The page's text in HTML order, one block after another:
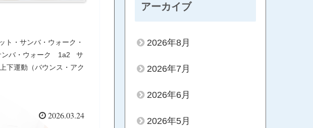
・サンバ・ウォーク・
ンバ・ウォーク 1a2 サ
下運動（バウンス・アク
2026.03.24
アーカイブ
2026年8月
2026年7月
2026年6月
2026年5月